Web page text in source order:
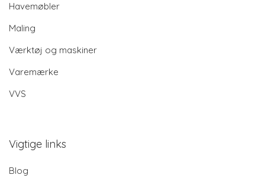
Havemøbler
Maling
Værktøj og maskiner
Varemærke
VVS
Vigtige links
Blog